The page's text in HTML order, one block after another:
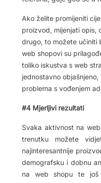
Ako želite promijeniti
proizvod, mijenjati opis,
drugo, to možete učiniti
web shopovi su
toliko iskustva s web
jednostavno
problema s vođenjem
#4 Mjerljivi rezultati
Svaka aktivnost na
trenutku možete
najinteresantnije
demografsku i dobnu
na web shopu te još